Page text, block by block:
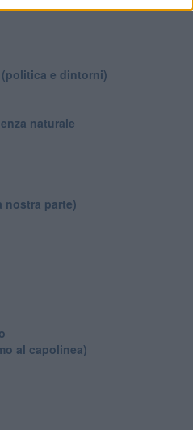
(politica e dintorni)
naturale
nostra parte)
al capolinea)